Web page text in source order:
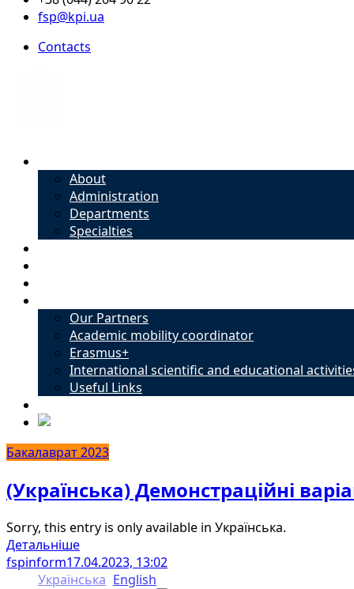
fsp@kpi.ua
Contacts
About
Administration
Departments
Specialties
Our Partners
Academic mobility coordinator
Erasmus+
International scientific and educational
Useful Links
Бакалаврат 2023
(Українська) Демонстраційні
Sorry, this entry is only available in Українська.
Детальніше
fspinform17.04.2023, 13:02
Українська English